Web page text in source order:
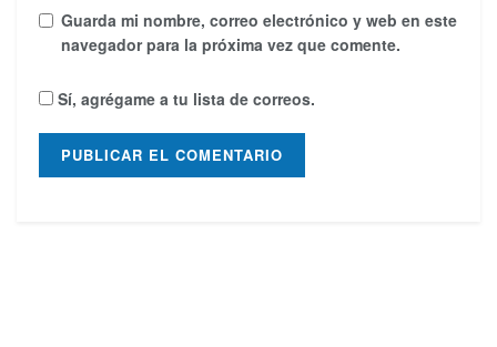
Guarda mi nombre, correo electrónico y web en este
navegador para la próxima vez que comente.
Sí, agrégame a tu lista de correos.